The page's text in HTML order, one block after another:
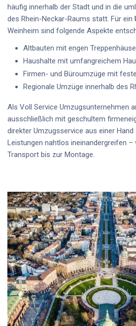
häufig innerhalb der Stadt und in die
des Rhein-Neckar-Raums statt. Für ein
Weinheim sind folgende Aspekte
Altbauten mit engen
Haushalte mit umfangreichem
Firmen- und Büroumzüge mit
Regionale Umzüge innerhalb des
Als Voll Service Umzugsunternehmen
ausschließlich mit geschultem
direkter Umzugsservice aus einer
Leistungen nahtlos ineinandergreifen –
Transport bis zur Montage.